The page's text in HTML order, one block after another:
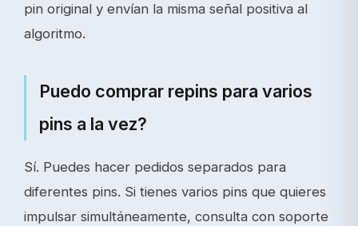
pin original y envían la misma señal positiva al
algoritmo.
Puedo comprar repins para varios
pins a la vez?
Sí. Puedes hacer pedidos separados para
diferentes pins. Si tienes varios pins que quieres
impulsar simultáneamente, consulta con soporte